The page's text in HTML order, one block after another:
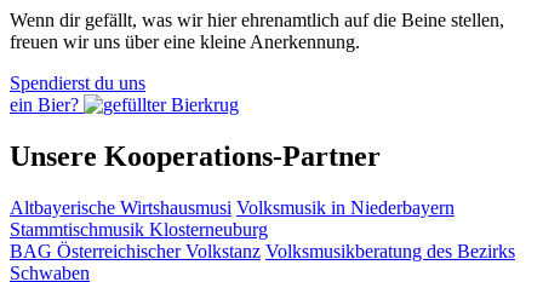
Wenn dir gefällt, was wir hier ehrenamtlich auf die Beine stellen,
freuen wir uns über eine kleine Anerkennung.
Spendierst du uns
ein Bier?
Unsere Kooperations-Partner
Altbayerische Wirtshausmusi Volksmusik in Niederbayern
Stammtischmusik Klosterneuburg
BAG Österreichischer Volkstanz Volksmusikberatung des Bezirks
Schwaben